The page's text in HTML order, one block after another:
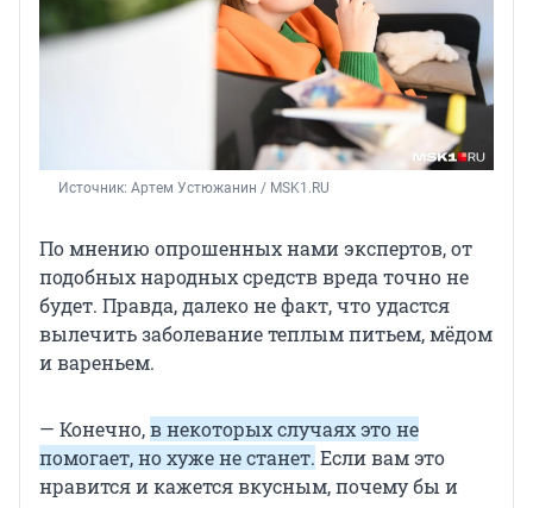
Источник: Артем Устюжанин / MSK1.RU
По мнению опрошенных нами экспертов, от
подобных народных средств вреда точно не
будет. Правда, далеко не факт, что удастся
вылечить заболевание теплым питьем, мёдом
и вареньем.
— Конечно,в некоторых случаях это не
помогает, но хуже не станет. Если вам это
нравится и кажется вкусным, почему бы и